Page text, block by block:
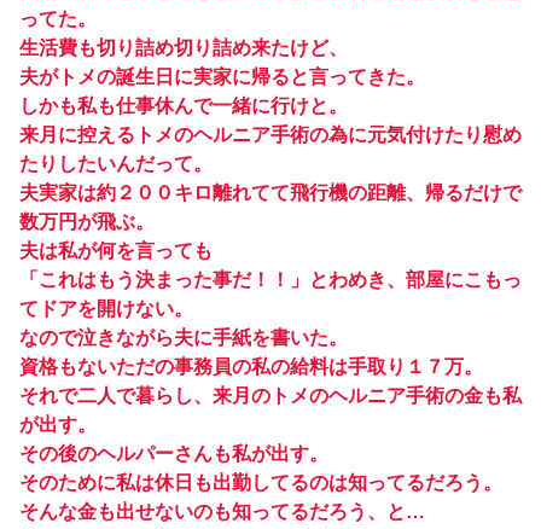
ってた。
生活費も切り詰め切り詰め来たけど、
夫がトメの誕生日に実家に帰ると言ってきた。
しかも私も仕事休んで一緒に行けと。
来月に控えるトメのヘルニア手術の為に元気付けたり慰め
たりしたいんだって。
夫実家は約２００キロ離れてて飛行機の距離、帰るだけで
数万円が飛ぶ。
夫は私が何を言っても
「これはもう決まった事だ！！」とわめき、部屋にこもっ
てドアを開けない。
なので泣きながら夫に手紙を書いた。
資格もないただの事務員の私の給料は手取り１７万。
それで二人で暮らし、来月のトメのヘルニア手術の金も私
が出す。
その後のヘルパーさんも私が出す。
そのために私は休日も出勤してるのは知ってるだろう。
そんな金も出せないのも知ってるだろう、と…